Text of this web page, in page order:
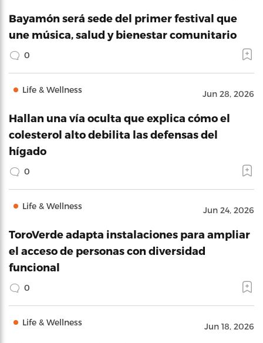
Bayamón será sede del primer festival que
une música, salud y bienestar comunitario
0
Life & Wellness Jun 28, 2026
Hallan una vía oculta que explica cómo el
colesterol alto debilita las defensas del
hígado
0
Life & Wellness Jun 24, 2026
ToroVerde adapta instalaciones para ampliar
el acceso de personas con diversidad
funcional
0
Life & Wellness Jun 18, 2026